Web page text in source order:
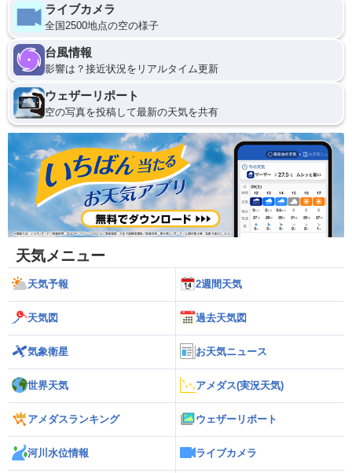
ライブカメラ
全国2500地点の空の様子
台風情報
影響は？接近状況をリアルタイム更新
ウェザーリポート
空の写真を投稿して最新の天気を共有
天気メニュー
天気予報 2週間天気
天気図 過去天気図
気象衛星 お天気ニュース
世界天気 アメダス(実況天気)
アメダスランキング ウェザーリポート
河川水位情報 ライブカメラ